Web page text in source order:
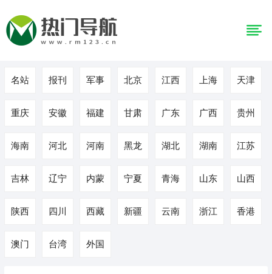
名站 报刊 军事 北京 江西 上海 天津
重庆 安徽 福建 甘肃 广东 广西 贵州
海南 河北 河南 黑龙 湖北 湖南 江苏
吉林 辽宁 内蒙 宁夏 青海 山东 山西
陕西 四川 西藏 新疆 云南 浙江 香港
澳门 台湾 外国